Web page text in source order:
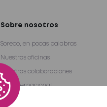
Sobre nosotros
Soreco, en pocas palabras
Nuestras oficinas
Nuestras colaboraciones
Red internacional
Become a partner